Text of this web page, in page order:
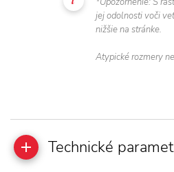
jej odolnosti voči
nižšie na stránke.
Atypické rozmery
Technické